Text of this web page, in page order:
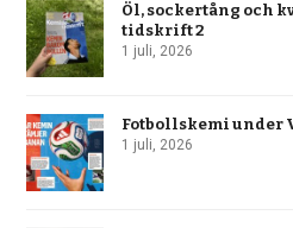
Öl, sockertång och
tidskrift 2
1 juli, 2026
Fotbollskemi under
1 juli, 2026